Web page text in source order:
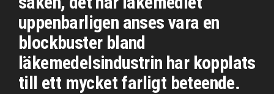
uppenbarligen anses vara en
blockbuster bland
läkemedelsindustrin har kopplats
till ett mycket farligt beteende.